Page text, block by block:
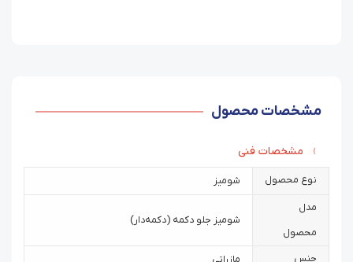
مشخصات محصول
مشخصات فنی
نوع محصول شومیز
مدل
محصول
شومیز جلو دکمه (دکمه‌دار)
جنس مازراتی